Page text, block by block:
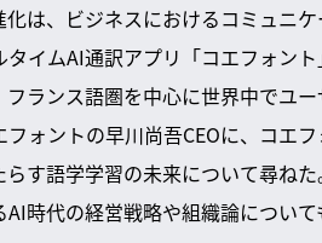
は、ビジネスにおけるコミュニ
イムAI通訳アプリ「コエフォン
ランス語圏を中心に世界中でユー
ォントの早川尚吾CEOに、コエ
す語学学習の未来について尋ね
時代の経営戦略や組織論につい